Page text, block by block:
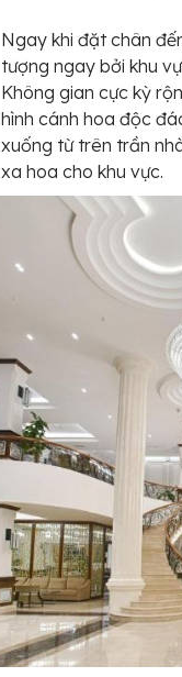
Ngay khi đặt chân
tượng ngay bởi khu
Không gian cực kỳ
hình cánh hoa độc
xuống từ trên trần
xa hoa cho khu vực.